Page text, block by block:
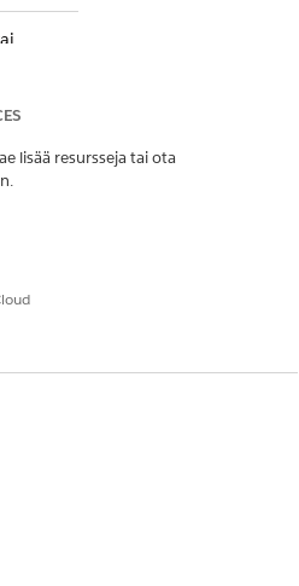
lisää resursseja tai ota